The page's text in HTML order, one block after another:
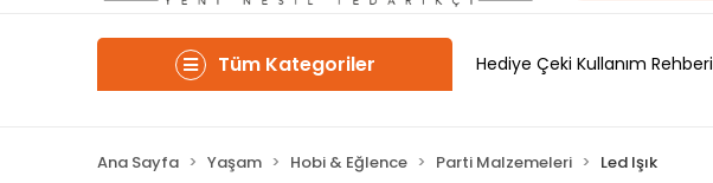
Tüm Kategoriler Hediye Çeki Kullanım Rehberi
Ana Sayfa Yaşam Hobi & Eğlence Parti Malzemeleri Led Işık